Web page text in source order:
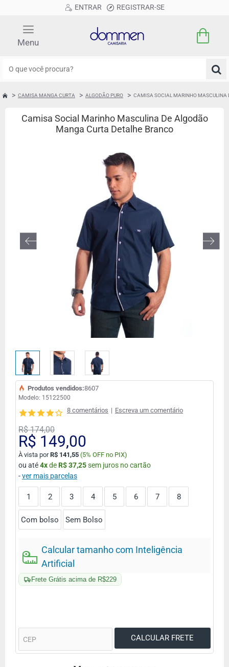
ENTRAR REGISTRAR-SE
você CAMISA MANGA CURTA ALGODÃO PURO CAMISA SOCIAL MARINHO MASCULINA
Camisa Social Marinho Masculina De Algodão
Manga Curta Detalhe Branco
FORA DE ESTOQUE
Frete Grátis acima de R$229
Calcular tamanho com Inteligência
Artificial
Modelo: 15122500
Produtos vendidos:8607
8 comentários | Escreva um comentário
R$ 149,00
R$ 174,00
À vista porR$ 141,55 (5% OFF no PIX)
ou até4xdeR$ 37,25sem juros no cartão
-ver mais parcelas
1 2 3 4 5 6 7 8
Com bolso Sem Bolso